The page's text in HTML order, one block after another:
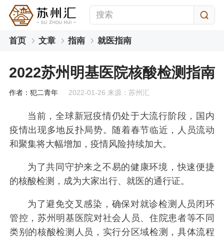
首页 文章 指南 就医指南
2022苏州明基医院核酸检测指南
作者：犯二青年 2022-01-26 来源：苏州汇
当前，全球新冠疫情仍处于大流行阶段，国内
疫情出现多地反扑局势。随着春节临近，人员流动
和聚集将大幅增加，疫情风险持续加大。
为了共同守护来之不易的健康环境，快速便捷
的核酸检测，成为大家出行、就医的通行证。
为了避免交叉感染，确保对就诊检测人员闭环
管控，苏州明基医院对社会人员、住院患者等不同
类别的核酸检测人员，实行分区域检测，具体流程